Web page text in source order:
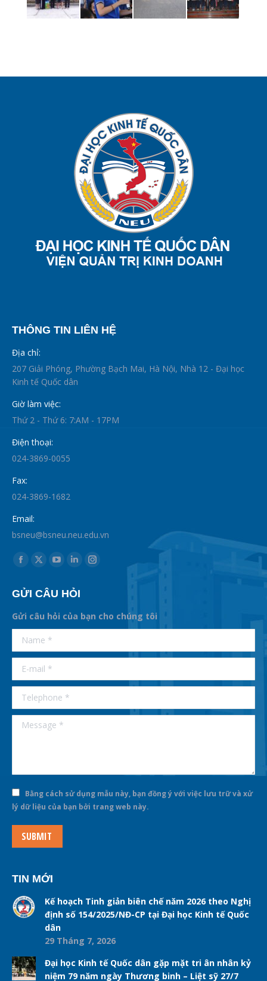
THÔNG TIN LIÊN HỆ
Địa chỉ:
207 Giải Phóng, Phường Bạch Mai, Hà Nội, Nhà 12 - Đại học
Kinh tế Quốc dân
Giờ làm việc:
Thứ 2 - Thứ 6: 7:AM - 17PM
Điện thoại:
024-3869-0055
Fax:
024-3869-1682
Email:
bsneu@bsneu.neu.edu.vn
Find us on:
Facebook
opens
in
new
window
X
opens
in
new
window
YouTube
opens
in
new
Linkedin
opens
in
new
Instagram
in
new
GỬI CÂU HỎI
Gửi câu hỏi của bạn cho chúng tôi
supertotobet
betist
Name *
E-mail *
Telephone *
Message *
Bằng cách sử dụng mẫu này, bạn đồng ý với việc lưu trữ và xử
lý dữ liệu của bạn bởi trang web này.
SUBMIT
TIN MỚI
Kế hoạch Tinh giản biên chế năm 2026 theo Nghị
định số 154/2025/NĐ-CP tại Đại học Kinh tế Quốc
dân
29 Tháng 7, 2026
Đại học Kinh tế Quốc dân gặp mặt tri ân nhân kỷ
niệm 79 năm ngày Thương binh – Liệt sỹ 27/7